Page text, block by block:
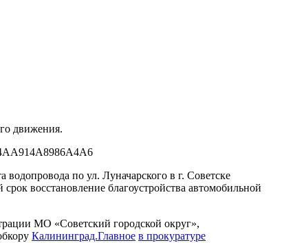
движения.
по ул. Луначарского в г. Советске
восстановление благоустройства автомобильной
МО «Советский городской округ»,
Калининград.Главное в прокуратуре